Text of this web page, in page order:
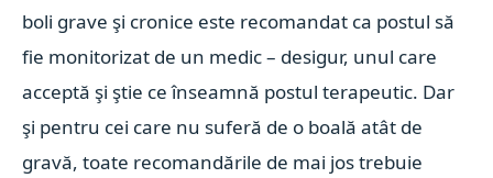
boli grave şi cronice este recomandat ca postul să
fie monitorizat de un medic – desigur, unul care
acceptă şi ştie ce înseamnă postul terapeutic. Dar
şi pentru cei care nu suferă de o boală atât de
gravă, toate recomandările de mai jos trebuie